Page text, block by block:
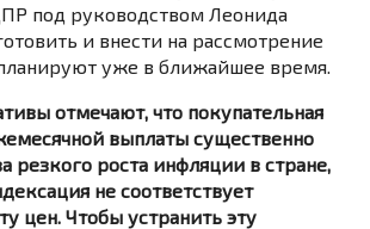
под руководством Леонида
и внести на рассмотрение
уже в ближайшее время.
отмечают, что покупательная
выплаты существенно
резкого роста инфляции в стране,
не соответствует
цен. Чтобы устранить эту